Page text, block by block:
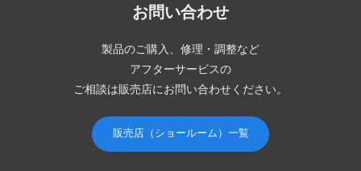
お問い合わせ
製品のご購入、修理・調整など
アフターサービスの
ご相談は販売店にお問い合わせください。
販売店（ショールーム）一覧